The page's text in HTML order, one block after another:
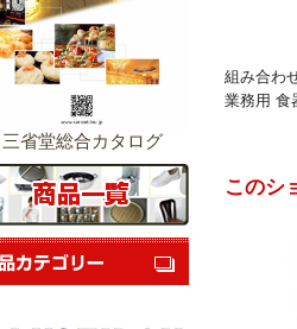
組み合わ
業務用 食
このシ
三省堂総合カタログ